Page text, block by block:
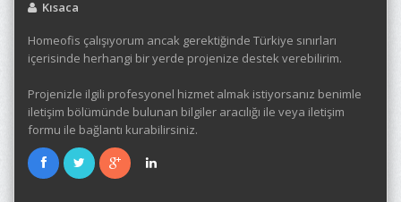
Kısaca
Homeofis çalışıyorum ancak gerektiğinde Türkiye sınırları
içerisinde herhangi bir yerde projenize destek verebilirim.
Projenizle ilgili profesyonel hizmet almak istiyorsanız benimle
iletişim bölümünde bulunan bilgiler aracılığı ile veya iletişim
formu ile bağlantı kurabilirsiniz.